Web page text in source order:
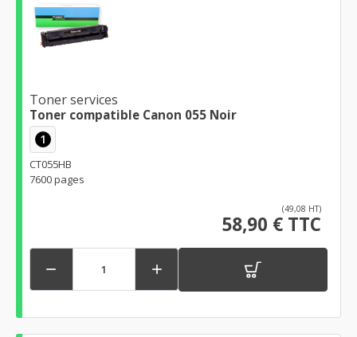
Toner services
Toner compatible Canon 055 Noir
1
CT055HB
7600 pages
(49,08 HT)
58,90 € TTC
 